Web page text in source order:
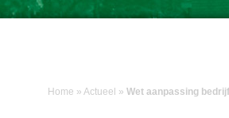
Home » Actueel » Wet aanpassing